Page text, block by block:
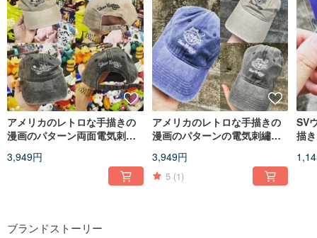
アメリカのレトロな手描きの
漫画のパターン両面電気刺繡
3,949円
アメリカのレトロな手描きの
漫画のパターンの電気刺繡は
3,949円
5 (1)
SV
描
ブランドストーリー